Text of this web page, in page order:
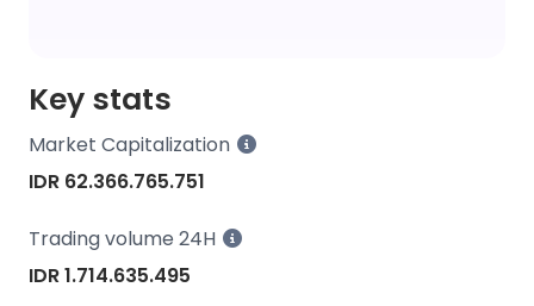
Key stats
Market Capitalization
IDR 62.366.765.751
Trading volume 24H
IDR 1.714.635.495